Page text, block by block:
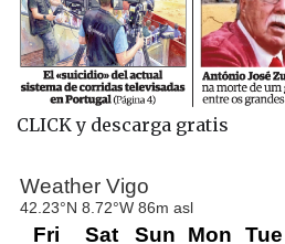
CLICK y descarga gratis